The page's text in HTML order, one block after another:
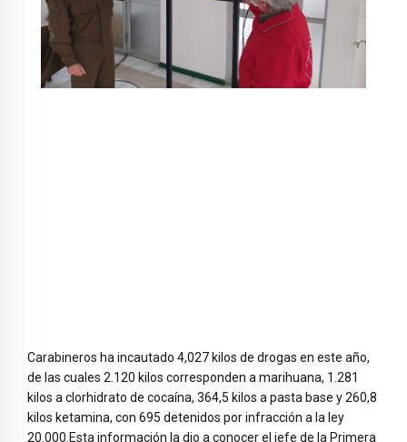
Carabineros ha incautado 4,027 kilos de drogas en este año,
de las cuales 2.120 kilos corresponden a marihuana, 1.281
kilos a clorhidrato de cocaína, 364,5 kilos a pasta base y 260,8
kilos ketamina, con 695 detenidos por infracción a la ley
20.000.Esta información la dio a conocer el jefe de la Primera